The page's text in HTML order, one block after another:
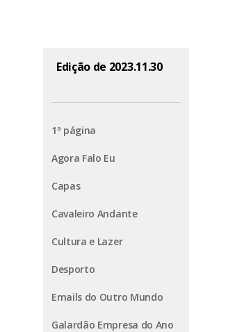
Edição de 2023.11.30
1ª página
Agora Falo Eu
Capas
Cavaleiro Andante
Cultura e Lazer
Desporto
Emails do Outro Mundo
Galardão Empresa do Ano